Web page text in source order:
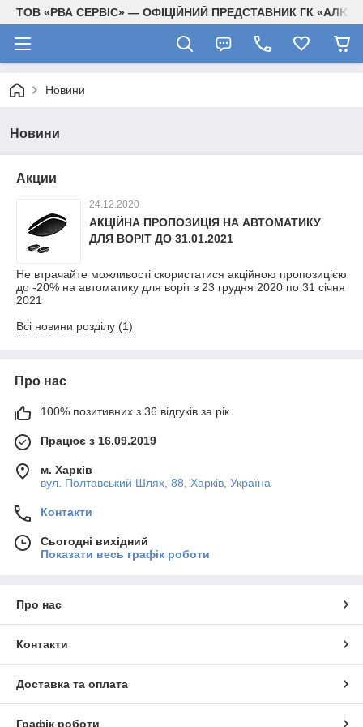
ТОВ «РВА СЕРВІС» — ОФІЦІЙНИЙ ПРЕДСТАВНИК ГК
Новини
Новини
Акции
24.12.2020
АКЦІЙНА ПРОПОЗИЦІЯ НА АВТОМАТИКУ
ДЛЯ ВОРІТ ДО 31.01.2021
Не втрачайте можливості скористатися акційною пропозицією
до -20% на автоматику для воріт з 23 грудня 2020 по 31 січня
2021
Всі новини розділу (1)
Про нас
100% позитивних з 36 відгуків за рік
Працює з 16.09.2019
м. Харків
вул. Полтавський Шлях, 88, Харків, Україна
Контакти
Сьогодні вихідний
Показати весь графік роботи
Про нас
Контакти
Доставка та оплата
Графік роботи